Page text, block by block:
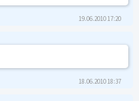
19.06.2010 17:20
18.06.2010 18:37